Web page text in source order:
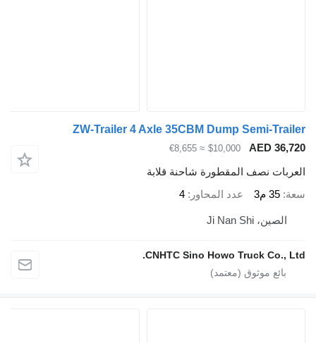
ZW-Trailer 4 Axle 35CBM Dump Semi-
AED
$10,000
≈ €8,655
نصف المقطورة شاحنة قلابة
35 م3 عدد المحاور 4
الصين، Ji Nan Shi
CNHTC Sino Howo Truck Co.,